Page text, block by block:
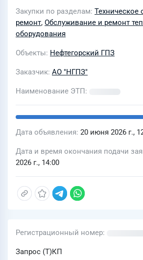
Закупки по разделам Техническое
ремонт, Обслуживание и ремонт
оборудования
Объекты Нефтегорский ГПЗ
Заказчик АО "НГПЗ"
Наименование ЭТП
Дата объявления 20 июня 2026 г.,
Дата и время окончания подачи
2026 г., 14:00
Регистрационный номер
Запрос (Т)КП